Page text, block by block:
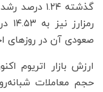
گذشته ۱.۲۴
صعودی آن در روزهای